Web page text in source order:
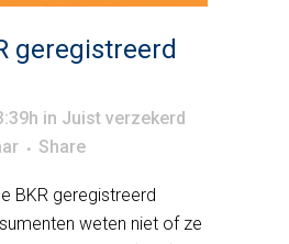
geregistreerd
in Juist verzekerd
Share
BKR geregistreerd
weten niet of ze